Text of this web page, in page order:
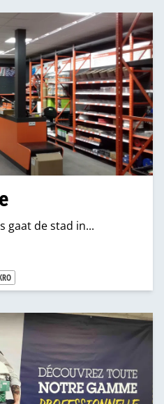
van de grootste Makro’s
het Workcenter in optima
gaat de stad in...